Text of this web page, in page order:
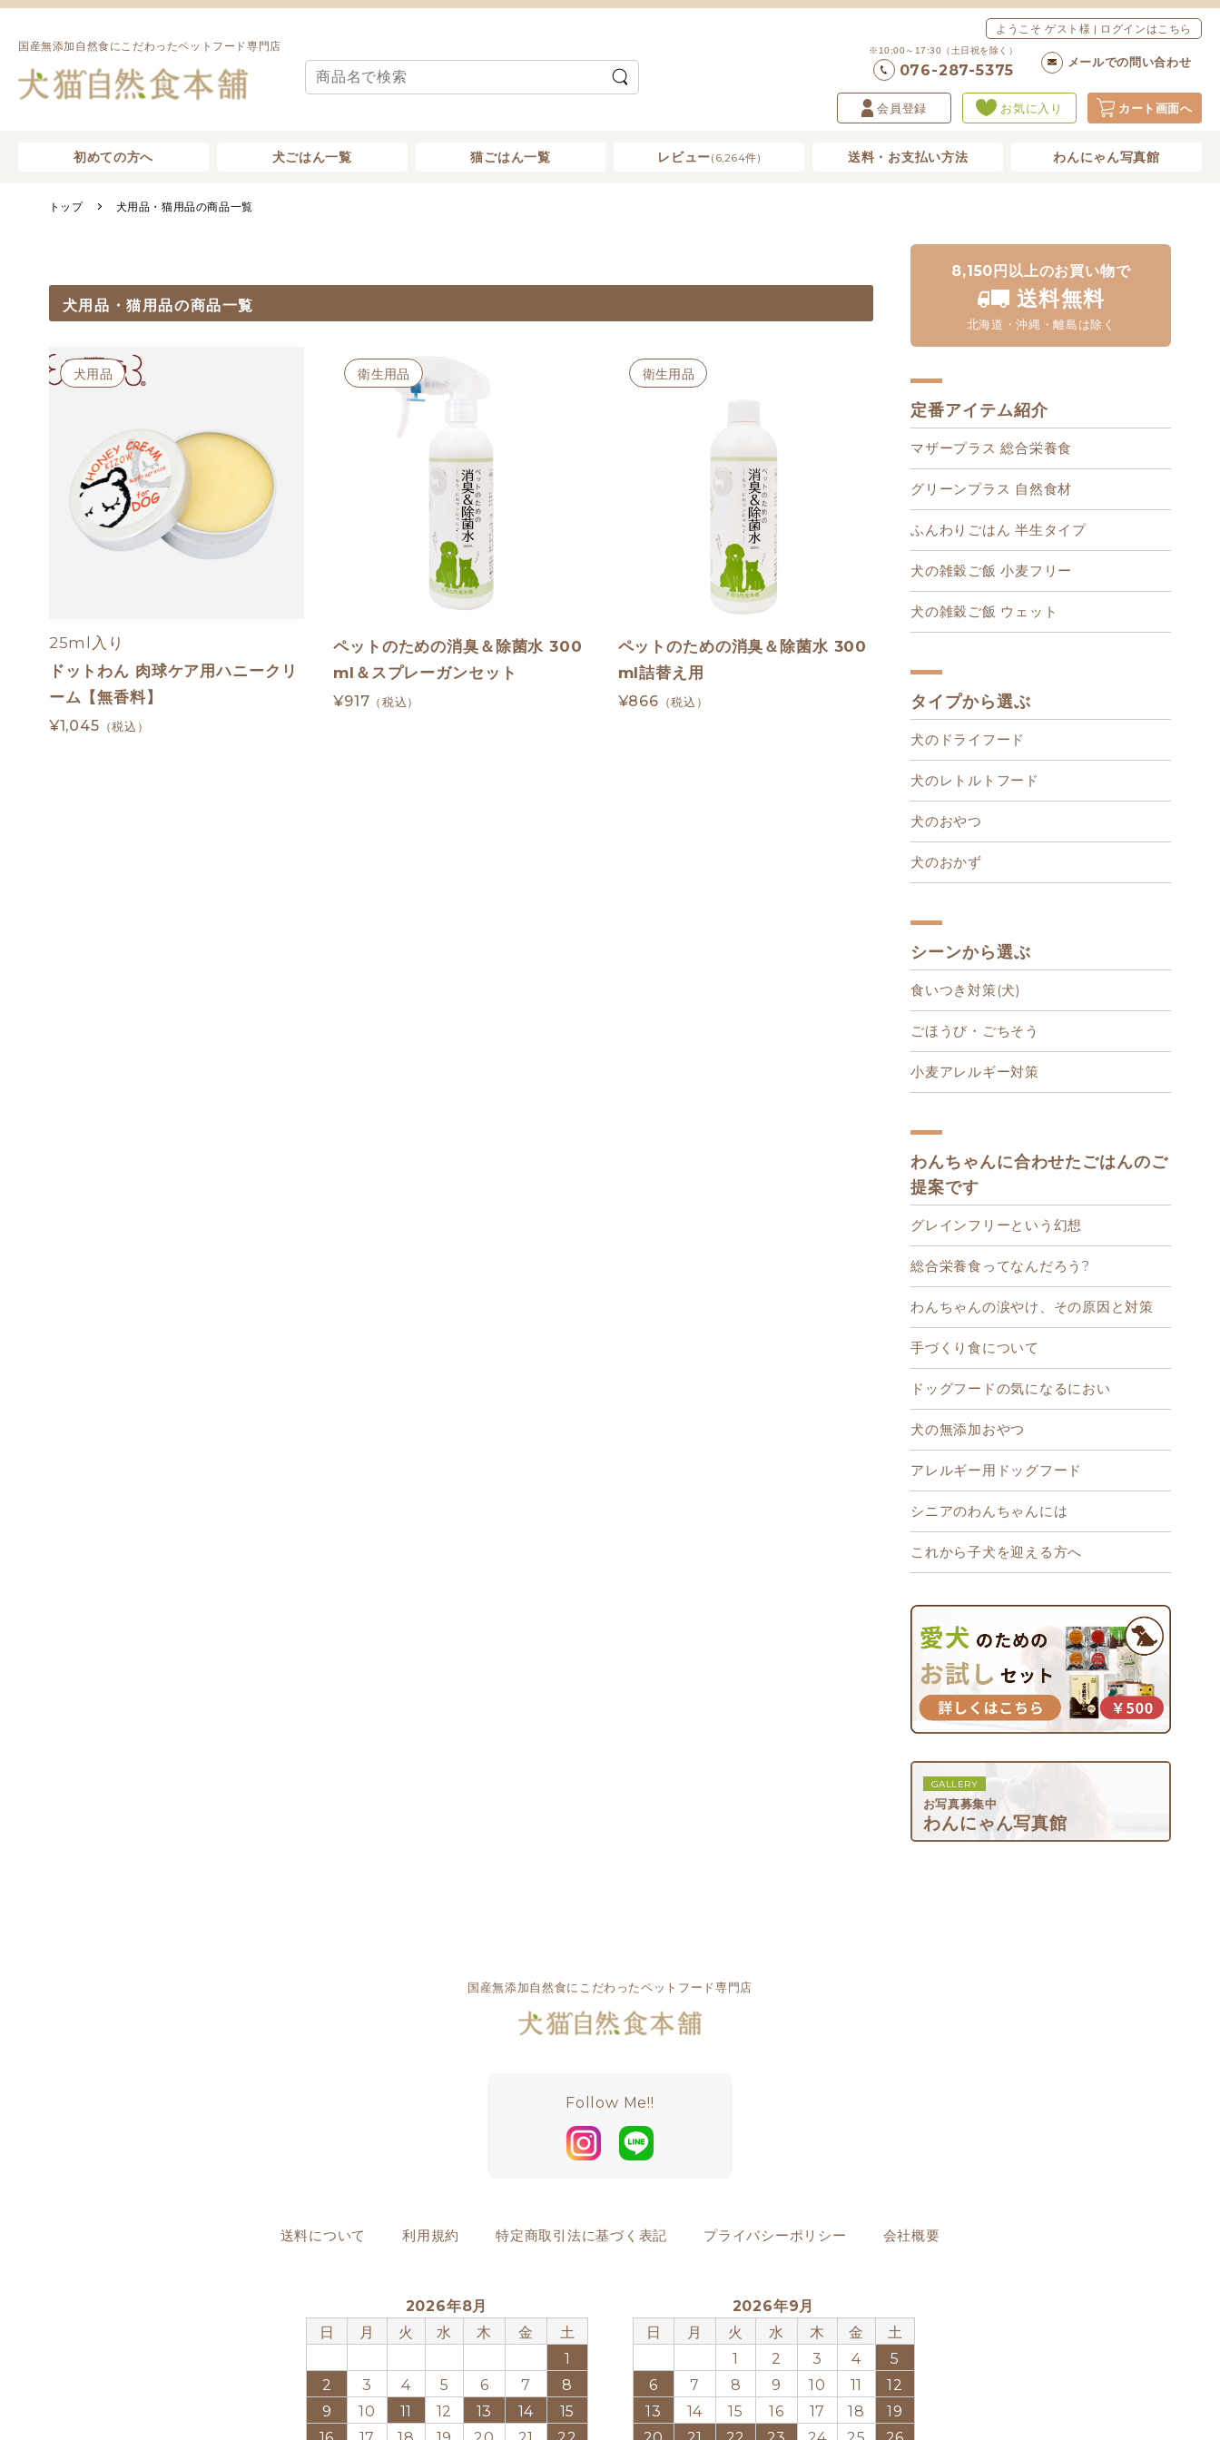
国産無添加自然食にこだわったペットフード専門店
ようこそ ゲスト様 | ログインはこちら
※10:00～17:30（土日祝を除く）
076-287-5375 メールでの問い合わせ
会員登録 お気に入り カート画面へ
初めての方へ 犬ごはん一覧 猫ごはん一覧 レビュー(6,264件) 送料・お支払い方法 わんにゃん写真館
トップ 犬用品・猫用品の商品一覧
8,150円以上のお買い物で
送料無料
北海道・沖縄・離島は除く
定番アイテム紹介
マザープラス 総合栄養食
グリーンプラス 自然食材
ふんわりごはん 半生タイプ
犬の雑穀ご飯 小麦フリー
犬の雑穀ご飯 ウェット
タイプから選ぶ
犬のドライフード
犬のレトルトフード
犬のおやつ
犬のおかず
シーンから選ぶ
食いつき対策(犬)
ごほうび・ごちそう
小麦アレルギー対策
わんちゃんに合わせたごはんのご
提案です
グレインフリーという幻想
総合栄養食ってなんだろう?
わんちゃんの涙やけ、その原因と対策
手づくり食について
ドッグフードの気になるにおい
犬の無添加おやつ
アレルギー用ドッグフード
シニアのわんちゃんには
これから子犬を迎える方へ
GALLERY
お写真募集中
わんにゃん写真館
犬用品・猫用品の商品一覧
犬用品
25ml入り
ドットわん 肉球ケア用ハニークリ
ーム【無香料】
¥1,045 （税込）
衛生用品
ペットのための消臭＆除菌水 300
ml＆スプレーガンセット
¥917 （税込）
衛生用品
ペットのための消臭＆除菌水 300
ml詰替え用
¥866 （税込）
国産無添加自然食にこだわったペットフード専門店
Follow Me!!
送料について 利用規約 特定商取引法に基づく表記 プライバシーポリシー 会社概要
2026年8月
日
月 火 水 木 金
土
1
2
3 4 5 6 7
8
9
10 11 12 13 14
15
2026年9月
日
月 火 水 木 金
土
1
2 3 4
5
6
7 8 9 10 11
12
13
14 15 16 17 18
19